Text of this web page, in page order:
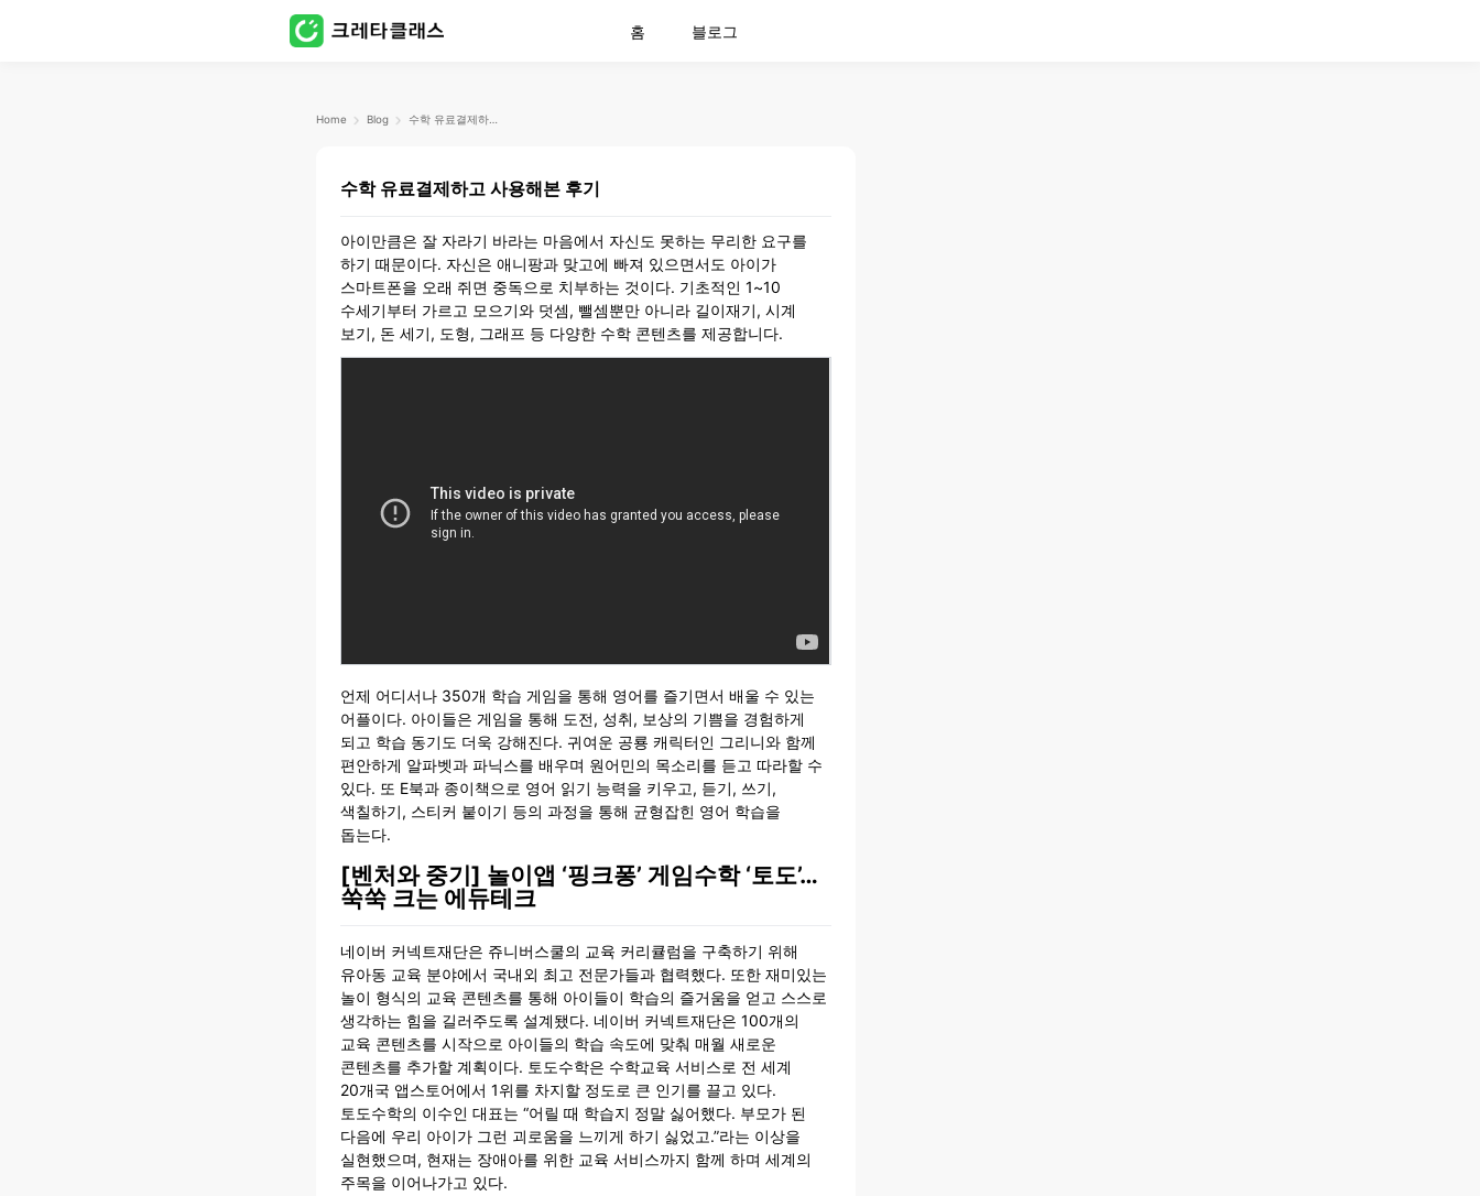
홈 블로그
Home Blog
수학 유료결제하고 사용해본 후기
아이만큼은 잘 자라기 바라는 마음에서 자신도 못하는 무리한 요구를
하기 때문이다. 자신은 애니팡과 맞고에 빠져 있으면서도 아이가
스마트폰을 오래 쥐면 중독으로 치부하는 것이다. 기초적인 1~10
수세기부터 가르고 모으기와 덧셈, 뺄셈뿐만 아니라 길이재기, 시계
보기, 돈 세기, 도형, 그래프 등 다양한 수학 콘텐츠를 제공합니다.
언제 어디서나 350개 학습 게임을 통해 영어를 즐기면서 배울 수 있는
어플이다. 아이들은 게임을 통해 도전, 성취, 보상의 기쁨을 경험하게
되고 학습 동기도 더욱 강해진다. 귀여운 공룡 캐릭터인 그리니와 함께
편안하게 알파벳과 파닉스를 배우며 원어민의 목소리를 듣고 따라할 수
있다. 또 E북과 종이책으로 영어 읽기 능력을 키우고, 듣기, 쓰기,
색칠하기, 스티커 붙이기 등의 과정을 통해 균형잡힌 영어 학습을
돕는다.
[벤처와 중기] 놀이앱 ‘핑크퐁’ 게임수학 ‘토도’…
쑥쑥 크는 에듀테크
네이버 커넥트재단은 쥬니버스쿨의 교육 커리큘럼을 구축하기 위해
유아동 교육 분야에서 국내외 최고 전문가들과 협력했다. 또한 재미있는
놀이 형식의 교육 콘텐츠를 통해 아이들이 학습의 즐거움을 얻고 스스로
생각하는 힘을 길러주도록 설계됐다. 네이버 커넥트재단은 100개의
교육 콘텐츠를 시작으로 아이들의 학습 속도에 맞춰 매월 새로운
콘텐츠를 추가할 계획이다. 토도수학은 수학교육 서비스로 전 세계
20개국 앱스토어에서 1위를 차지할 정도로 큰 인기를 끌고 있다.
토도수학의 이수인 대표는 “어릴 때 학습지 정말 싫어했다. 부모가 된
다음에 우리 아이가 그런 괴로움을 느끼게 하기 싫었고.”라는 이상을
실현했으며, 현재는 장애아를 위한 교육 서비스까지 함께 하며 세계의
주목을 이어나가고 있다.